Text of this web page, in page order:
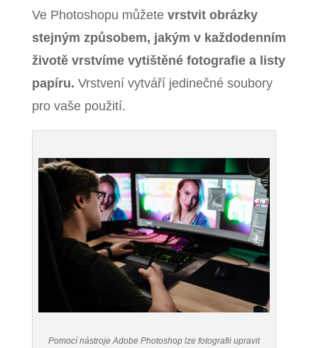
Ve Photoshopu můžete vrstvit obrázky
stejným způsobem, jakým v každodenním
životě vrstvíme vytištěné fotografie a listy
papíru. Vrstvení vytváří jedinečné soubory
pro vaše použití.
Pomocí nástroje Adobe Photoshop lze fotografii upravit